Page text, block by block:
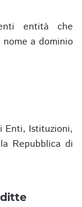
entità che
a dominio
Enti, Istituzioni,
Repubblica di